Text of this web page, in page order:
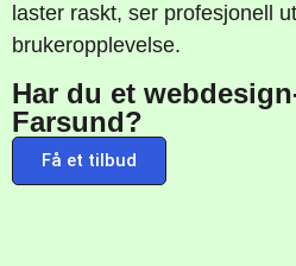
laster raskt, ser profesjonell
brukeropplevelse.
Har du et
Farsund?
Få et tilbud